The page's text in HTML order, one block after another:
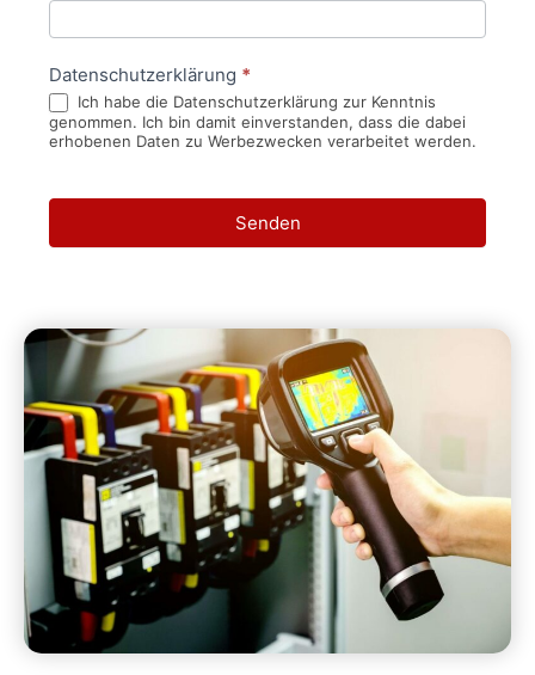
Datenschutzerklärung *
Ich habe die Datenschutzerklärung zur Kenntnis
genommen. Ich bin damit einverstanden, dass die dabei
erhobenen Daten zu Werbezwecken verarbeitet werden.
Senden